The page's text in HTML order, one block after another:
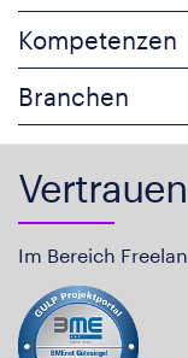
Kompetenzen
Branchen
Im Bereich